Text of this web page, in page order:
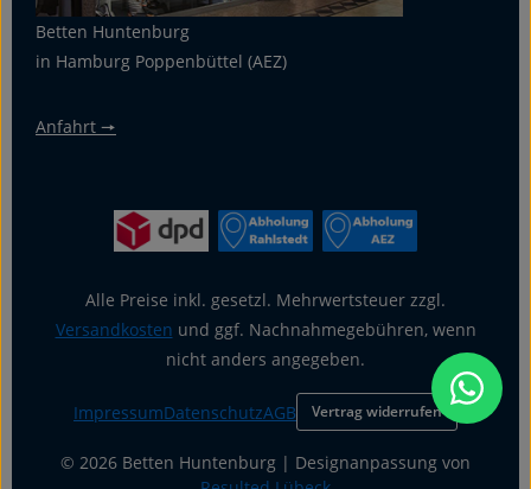
Betten Huntenburg
in Hamburg Poppenbüttel (AEZ)
Anfahrt 🠖
Alle Preise inkl. gesetzl. Mehrwertsteuer zzgl.
Versandkosten und ggf. Nachnahmegebühren, wenn
nicht anders angegeben.
© 2026 Betten Huntenburg | Designanpassung von
ImpressumDatenschutzAGB Vertrag widerrufen